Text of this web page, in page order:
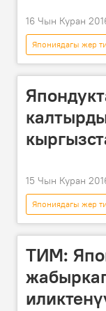
16 Чын Куран
Япониядагы жер
Алмазбек
15 Чын Куран
Япониядагы жер
Миграция
ТИМ: